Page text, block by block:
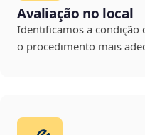
Avaliação no local
Identificamos a condição
o procedimento mais